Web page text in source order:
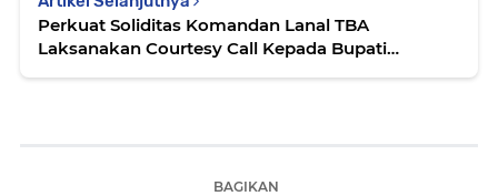
Perkuat Soliditas Komandan Lanal TBA
Laksanakan Courtesy Call Kepada Bupati
BAGIKAN